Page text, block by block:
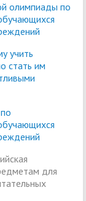
олимпиады по
учить
стать им
для